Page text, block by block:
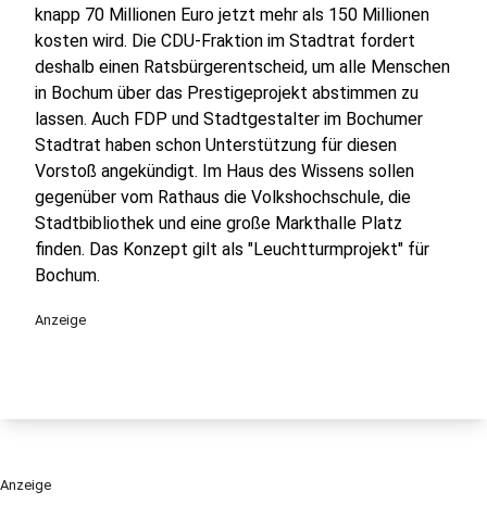
knapp 70 Millionen Euro jetzt mehr als 150 Millionen
kosten wird. Die CDU-Fraktion im Stadtrat fordert
deshalb einen Ratsbürgerentscheid, um alle Menschen
in Bochum über das Prestigeprojekt abstimmen zu
lassen. Auch FDP und Stadtgestalter im Bochumer
Stadtrat haben schon Unterstützung für diesen
Vorstoß angekündigt. Im Haus des Wissens sollen
gegenüber vom Rathaus die Volkshochschule, die
Stadtbibliothek und eine große Markthalle Platz
finden. Das Konzept gilt als "Leuchtturmprojekt" für
Bochum.
Anzeige
Anzeige